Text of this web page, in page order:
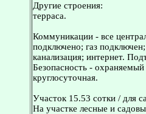
Другие строения:
терраса.
Коммуникации - все
подключено; газ
канализация; интернет.
Безопасность -
круглосуточная.
Участок 15.53 сотки / для
На участке лесные и